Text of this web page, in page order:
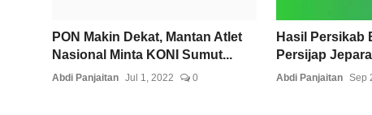
PON Makin Dekat, Mantan Atlet
Nasional Minta KONI Sumut...
Abdi Panjaitan Jul 1, 2022 0
Hasil Persikab
Persijap
Abdi Panjaitan Sep